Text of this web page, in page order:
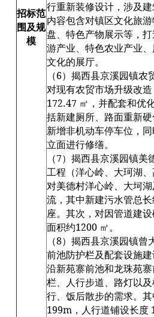
招标范
围及规
模
行重新装修设计，涉及
内容包含对镇区文化旅
盘、特色产物展示等，
游产业、特色农业产业
文化的展厅。
（6）揭西县京溪园镇农
对现有农贸市场升级改
172.47 ㎡，并配套和优
括新建厕所、路面重新
新增非机动车停车位，
立面进行修缮。
（7）揭西县京溪园镇
工程（洋心岭、大珂湖、
对美德村洋心岭、大坷
流，其中新建污水管总
座。其次，对因管道建
面积约1200 ㎡。
（8）揭西县京溪园镇
前池防护栏及配套设施
沿新苑寨前池和龙珠苑
栏、人行步道、路灯以
行、饭后散步的需求。
199m，人行道铺设长度